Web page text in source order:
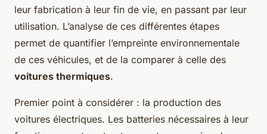
leur fabrication à leur fin de vie, en passant par leur
utilisation. L’analyse de ces différentes étapes
permet de quantifier l’empreinte environnementale
de ces véhicules, et de la comparer à celle des
voitures thermiques.
Premier point à considérer : la production des
voitures électriques. Les batteries nécessaires à leur